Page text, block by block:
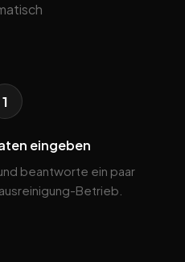
1
eingeben
beantworte ein paar
Betrieb.